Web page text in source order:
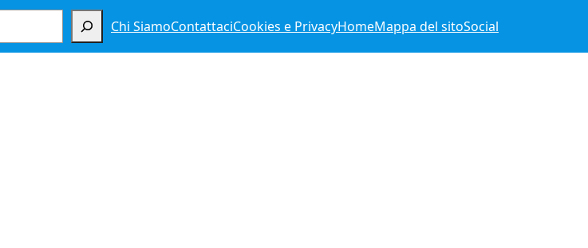
Chi SiamoContattaciCookies e PrivacyHomeMappa del sitoSocial